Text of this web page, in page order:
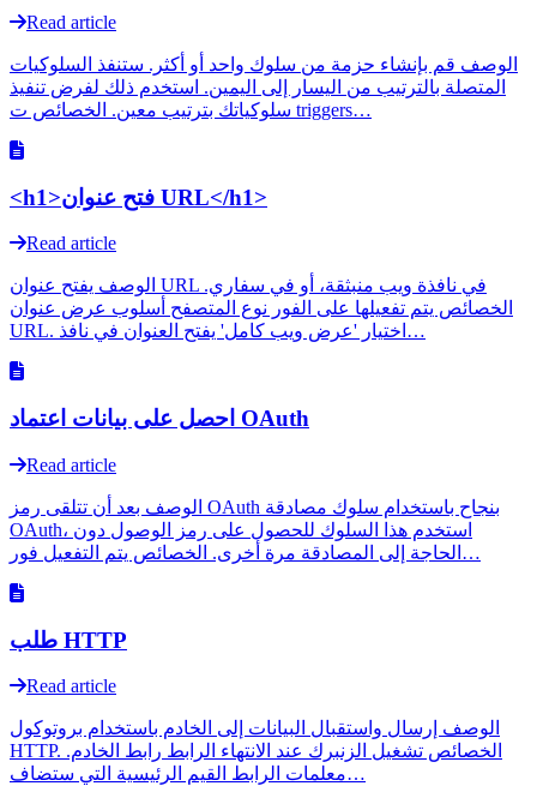
Read article
الوصف قم بإنشاء حزمة من سلوك واحد أو أكثر. ستنفذ السلوكيات
المتصلة بالترتيب من اليسار إلى اليمين. استخدم ذلك لفرض تنفيذ
سلوكياتك بترتيب معين. الخصائص ت triggers…
<h1>فتح عنوان URL</h1>
Read article
الوصف يفتح عنوان URL في نافذة ويب منبثقة، أو في سفاري.
الخصائص يتم تفعيلها على الفور نوع المتصفح أسلوب عرض عنوان
URL. اختيار 'عرض ويب كامل' يفتح العنوان في نافذ…
احصل على بيانات اعتماد OAuth
Read article
الوصف بعد أن تتلقى رمز OAuth بنجاح باستخدام سلوك مصادقة
OAuth، استخدم هذا السلوك للحصول على رمز الوصول دون
الحاجة إلى المصادقة مرة أخرى. الخصائص يتم التفعيل فور…
طلب HTTP
Read article
الوصف إرسال واستقبال البيانات إلى الخادم باستخدام بروتوكول
HTTP. الخصائص تشغيل الزنبرك عند الانتهاء الرابط رابط الخادم.
معلمات الرابط القيم الرئيسية التي ستضاف…